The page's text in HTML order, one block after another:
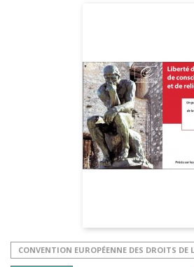
CONVENTION EUROPÉENNE DES DROITS DE